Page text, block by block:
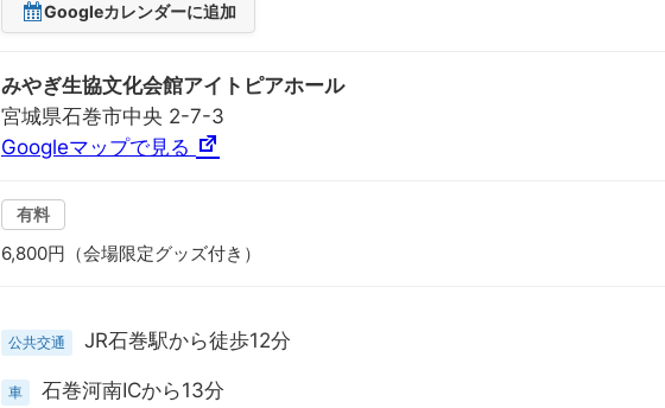
Googleカレンダーに追加
みやぎ生協文化会館アイトピアホール
宮城県石巻市中央 2-7-3
Googleマップで見る
有料
6,800円（会場限定グッズ付き）
公共交通 JR石巻駅から徒歩12分
車 石巻河南ICから13分